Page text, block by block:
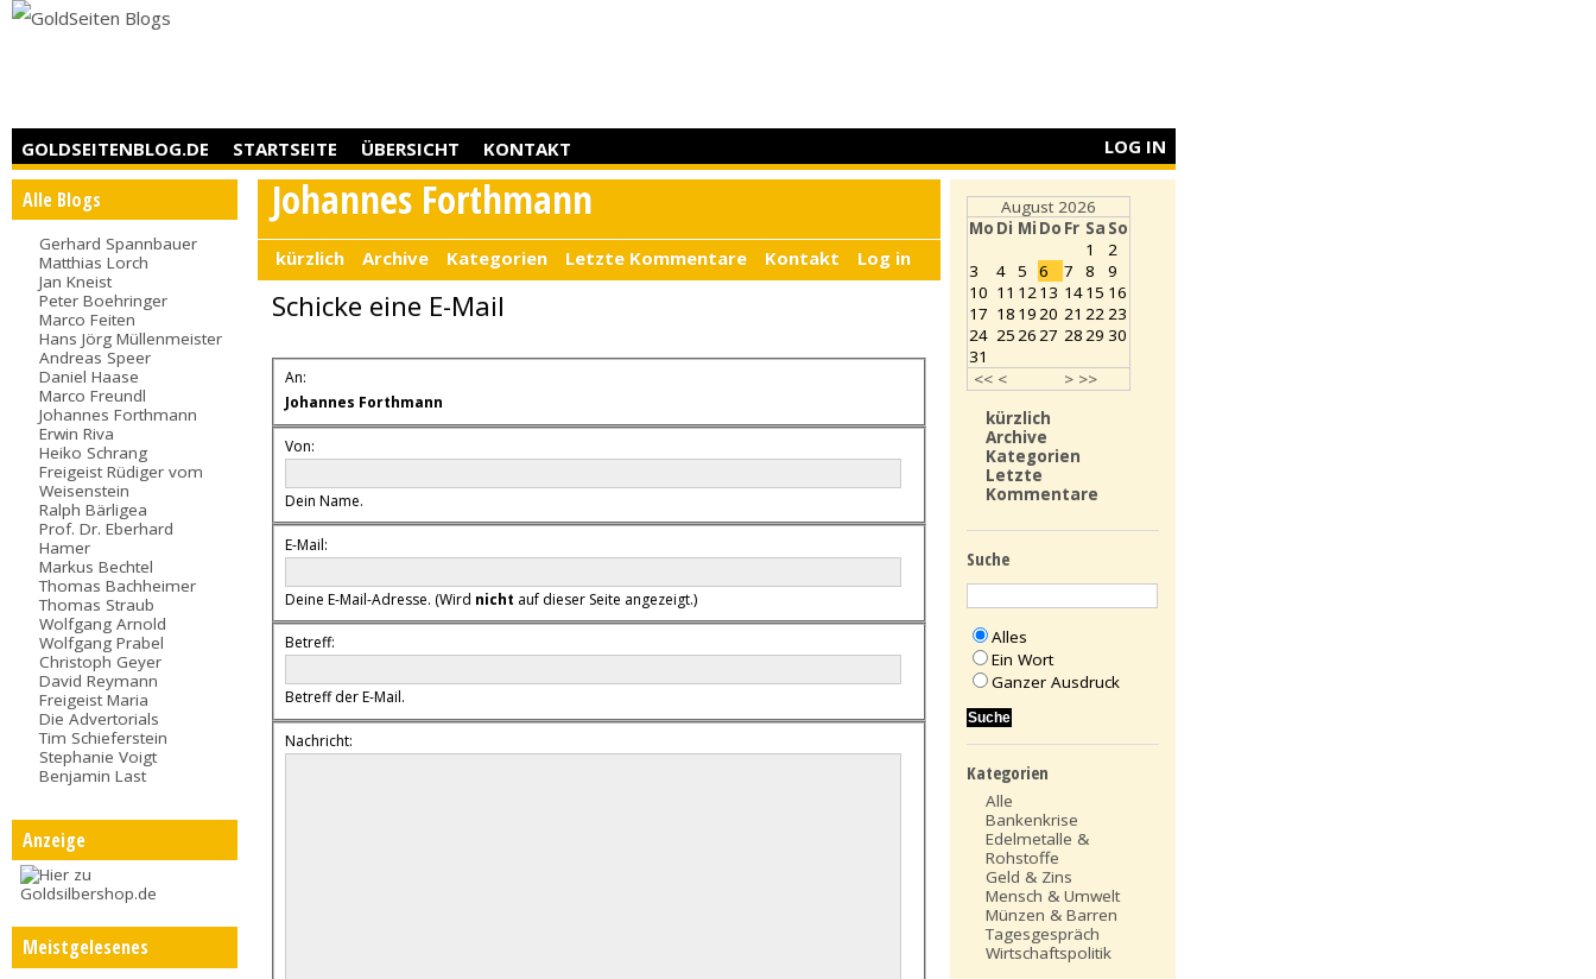
GOLDSEITENBLOG.DE STARTSEITE ÜBERSICHT KONTAKT LOG IN
Alle Blogs
Gerhard Spannbauer
Matthias Lorch
Jan Kneist
Peter Boehringer
Marco Feiten
Hans Jörg Müllenmeister
Andreas Speer
Daniel Haase
Marco Freundl
Johannes Forthmann
Erwin Riva
Heiko Schrang
Freigeist Rüdiger vom
Weisenstein
Ralph Bärligea
Prof. Dr. Eberhard
Hamer
Markus Bechtel
Thomas Bachheimer
Thomas Straub
Wolfgang Arnold
Wolfgang Prabel
Christoph Geyer
David Reymann
Freigeist Maria
Die Advertorials
Tim Schieferstein
Stephanie Voigt
Benjamin Last
Anzeige
Meistgelesenes
Johannes Forthmann
kürzlich Archive Kategorien Letzte Kommentare Kontakt Log in
Schicke eine E-Mail
An:
Johannes Forthmann
Von:
Dein Name.
E-Mail:
Deine E-Mail-Adresse. (Wird nicht auf dieser Seite angezeigt.)
Betreff:
Betreff der E-Mail.
Nachricht:
August 2026
Mo Di Mi Do Fr Sa So
<< < > >>
1
2
3
4 5 6 7 8
9
10 11 1213 1415 16
17 18 1920 21 2223
24 252627 2829 30
31
kürzlich
Archive
Kategorien
Letzte
Kommentare
Suche
Alles
Ein Wort
Ganzer Ausdruck
Kategorien
Alle
Bankenkrise
Edelmetalle &
Rohstoffe
Geld & Zins
Mensch & Umwelt
Münzen & Barren
Tagesgespräch
Wirtschaftspolitik